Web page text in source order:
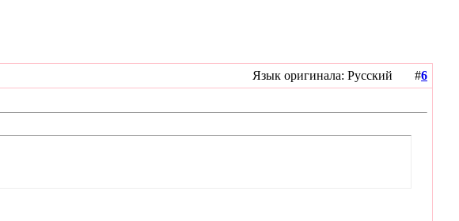
Язык оригинала: Русский #6